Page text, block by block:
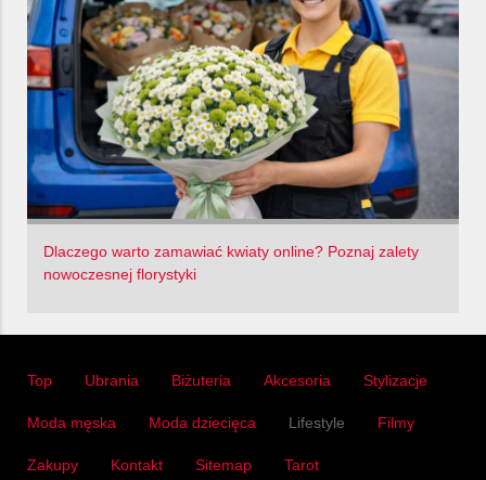
Dlaczego warto zamawiać kwiaty online? Poznaj zalety
nowoczesnej florystyki
Top Ubrania Biżuteria Akcesoria Stylizacje
Moda męska Moda dziecięca Lifestyle Filmy
Zakupy Kontakt Sitemap Tarot